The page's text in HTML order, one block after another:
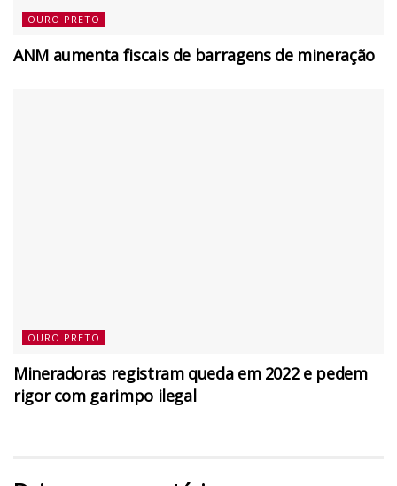
OURO PRETO
ANM aumenta fiscais de barragens de mineração
OURO PRETO
Mineradoras registram queda em 2022 e pedem
rigor com garimpo ilegal